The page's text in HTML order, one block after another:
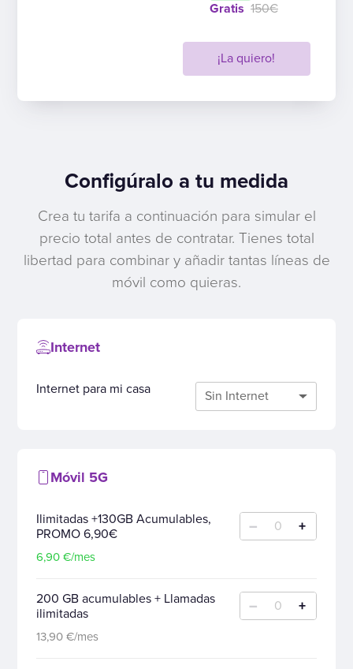
¡La quiero!
Gratis 150€
Configúralo a tu medida
Crea tu tarifa a continuación para simular el
precio total antes de contratar. Tienes total
libertad para combinar y añadir tantas líneas de
móvil como quieras.
Internet
Internet para mi casa
Móvil 5G
Ilimitadas +130GB Acumulables,
PROMO 6,90€
6,90 €/mes
– 0 +
200 GB acumulables + Llamadas
ilimitadas
13,90 €/mes
– 0 +